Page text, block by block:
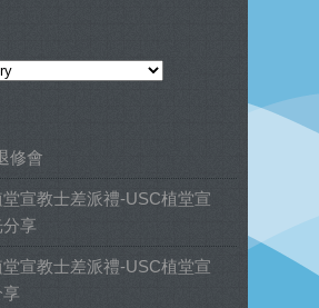
修會
堂宣教士差派禮-USC植堂宣
享
堂宣教士差派禮-USC植堂宣